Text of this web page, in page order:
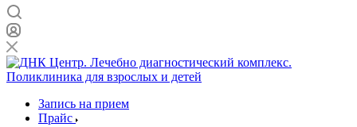
Запись на прием
Прайс